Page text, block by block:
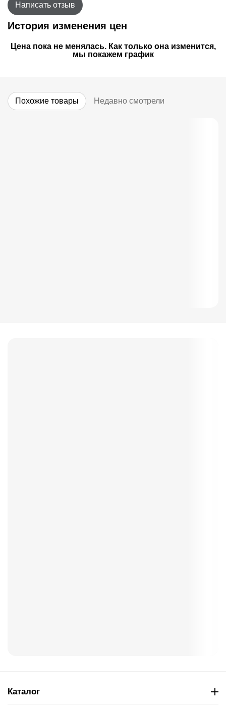
Написать отзыв
История изменения цен
Цена пока не менялась. Как только она изменится,
мы покажем график
Похожие товары Недавно смотрели
Каталог